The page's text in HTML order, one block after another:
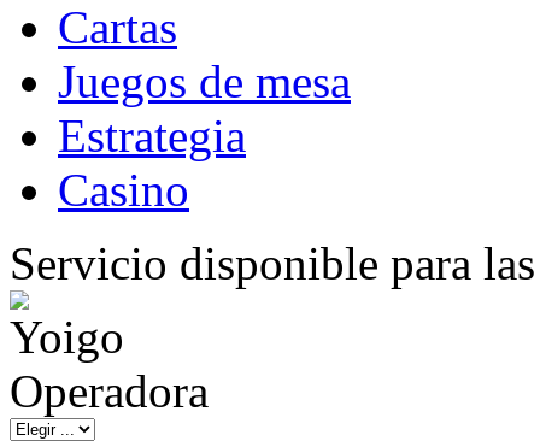
Cartas
Juegos de mesa
Estrategia
Casino
Servicio disponible para
Operadora